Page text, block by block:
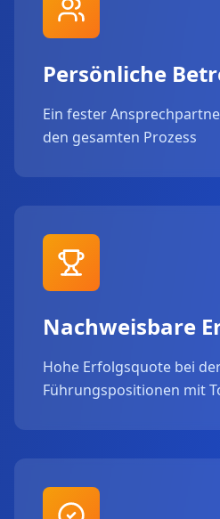
Persönliche
Ein fester
den gesamten Prozess
Nachweisbare
Hohe Erfolgsquote bei
Führungspositionen mit